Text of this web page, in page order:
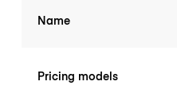
Name
Pricing models